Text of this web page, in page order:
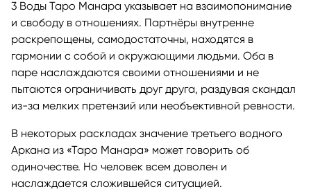
3 Воды Таро Манара указывает на взаимопонимание
и свободу в отношениях. Партнёры внутренне
раскрепощены, самодостаточны, находятся в
гармонии с собой и окружающими людьми. Оба в
паре наслаждаются своими отношениями и не
пытаются ограничивать друг друга, раздувая скандал
из-за мелких претензий или необъективной ревности.
В некоторых раскладах значение третьего водного
Аркана из «Таро Манара» может говорить об
одиночестве. Но человек всем доволен и
наслаждается сложившейся ситуацией.